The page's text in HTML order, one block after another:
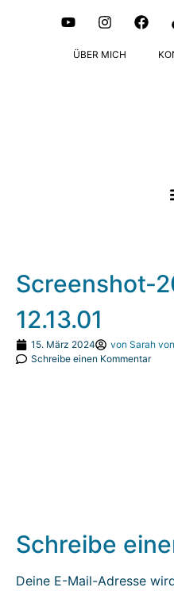
ÜBER MICH
Screenshot-
12.13.01
15. März 2024 von Sarah
Schreibe einen Kommentar
Schreibe
Deine E-Mail-Adresse